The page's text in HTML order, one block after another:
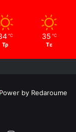
℃
Τρ
35 ℃
Τε
Power by Redaroume